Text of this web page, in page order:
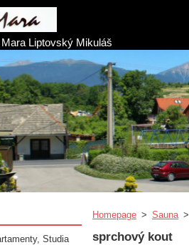
Liptovský Mikuláš
Homepage > Sauna >
sprchový kout
Studia